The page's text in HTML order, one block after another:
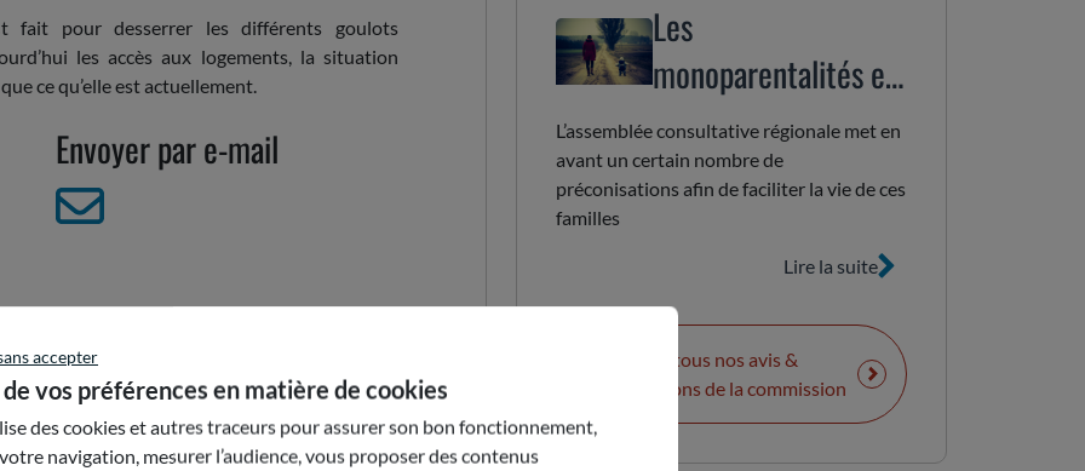
fait pour desserrer les différents goulots
les accès aux logements, la situation
ce qu’elle est actuellement.
Envoyer par e-mail
Les
monoparentalités en
Auvergne-Rhône-
Alpes : enjeux
L’assemblée consultative régionale met en
avant un certain nombre de
préconisations afin de faciliter la vie de ces
familles
Lire la suite
Voir tous nos avis &
contributions de la commission
accepter
vos préférences en matière de cookies
des cookies et autres traceurs pour assurer son bon fonctionnement,
navigation, mesurer l’audience, vous proposer des contenus